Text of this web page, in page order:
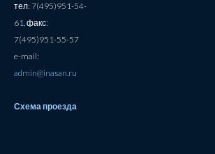
тел: 7(495)951-54-
61, факс:
7(495)951-55-57
e-mail:
admin@inasan.ru
Схема проезда